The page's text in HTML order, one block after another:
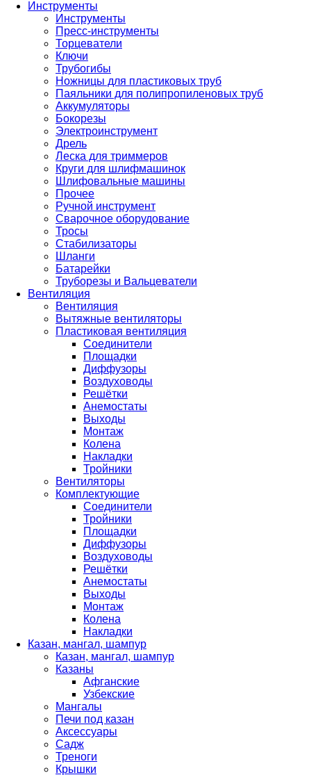
Инструменты
Инструменты
Пресс-инструменты
Торцеватели
Ключи
Трубогибы
Ножницы для пластиковых труб
Паяльники для полипропиленовых труб
Аккумуляторы
Бокорезы
Электроинструмент
Дрель
Леска для триммеров
Круги для шлифмашинок
Шлифовальные машины
Прочее
Ручной инструмент
Сварочное оборудование
Тросы
Стабилизаторы
Шланги
Батарейки
Труборезы и Вальцеватели
Вентиляция
Вентиляция
Вытяжные вентиляторы
Пластиковая вентиляция
Соединители
Площадки
Диффузоры
Воздуховоды
Решётки
Анемостаты
Выходы
Монтаж
Колена
Накладки
Тройники
Вентиляторы
Комплектующие
Соединители
Тройники
Площадки
Диффузоры
Воздуховоды
Решётки
Анемостаты
Выходы
Монтаж
Колена
Накладки
Казан, мангал, шампур
Казан, мангал, шампур
Казаны
Афганские
Узбекские
Мангалы
Печи под казан
Аксессуары
Садж
Треноги
Крышки